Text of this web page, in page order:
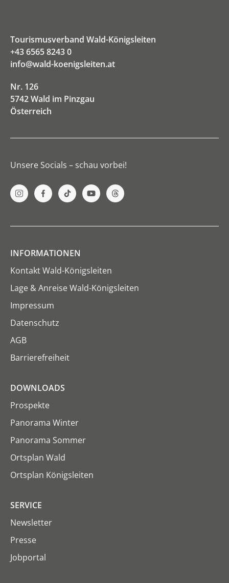
Tourismusverband Wald-Königsleiten
+43 6565 8243 0
info@wald-koenigsleiten.at
Nr. 126
5742 Wald im Pinzgau
Österreich
Unsere Socials – schau vorbei!
INFORMATIONEN
Kontakt Wald-Königsleiten
Lage & Anreise Wald-Königsleiten
Impressum
Datenschutz
AGB
Barrierefreiheit
DOWNLOADS
Prospekte
Panorama Winter
Panorama Sommer
Ortsplan Wald
Ortsplan Königsleiten
SERVICE
Newsletter
Presse
Jobportal